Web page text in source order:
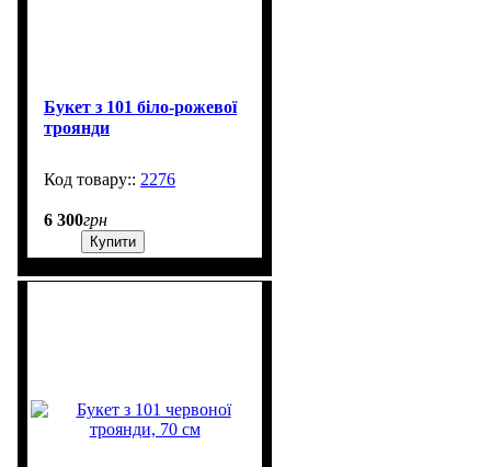
Букет з 101 біло-рожевої
троянди
2276
6 300грн
Купити